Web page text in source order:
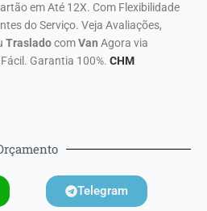
em Até 12X. Com Flexibilidade
do Serviço. Veja Avaliações,
TrasladocomVan Agora via
Garantia 100%. CHM
Telegram